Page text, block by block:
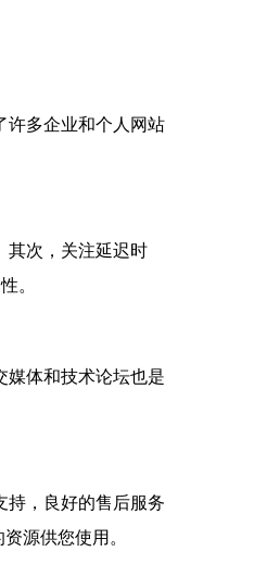
许多企业和个人网站
其次，关注延迟时
。
媒体和技术论坛也是
持，良好的售后服务
源供您使用。